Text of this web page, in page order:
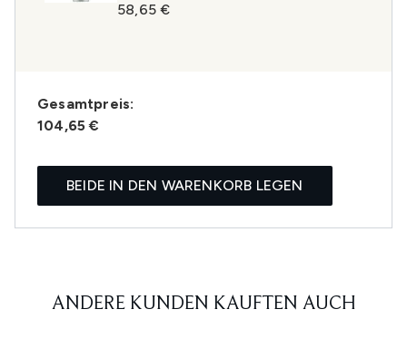
58,65 €
Gesamtpreis:
104,65 €
BEIDE IN DEN WARENKORB LEGEN
ANDERE KUNDEN KAUFTEN AUCH